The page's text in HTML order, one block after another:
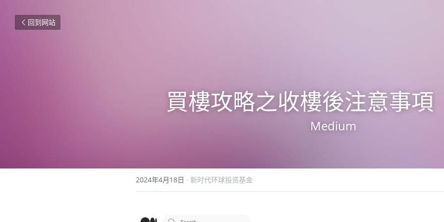
回到网站
買樓攻略之收樓後注意事項
Medium
2024年4月18日 · 新时代环球投资基金